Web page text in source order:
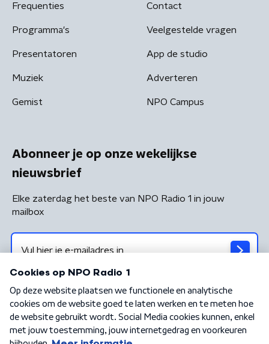
Frequenties
Programma's
Presentatoren
Muziek
Gemist
Contact
Veelgestelde vragen
App de studio
Adverteren
NPO Campus
Abonneer je op onze wekelijkse
nieuwsbrief
Elke zaterdag het beste van NPO Radio 1 in jouw
mailbox
Algemene voorwaarden